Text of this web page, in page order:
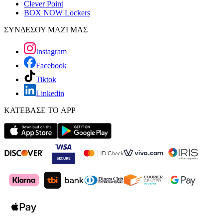
Clever Point
BOX NOW Lockers
ΣΥΝΔΕΣΟΥ ΜΑΖΙ ΜΑΣ
Instagram
Facebook
Tiktok
Linkedin
ΚΑΤΕΒΑΣΕ ΤΟ APP